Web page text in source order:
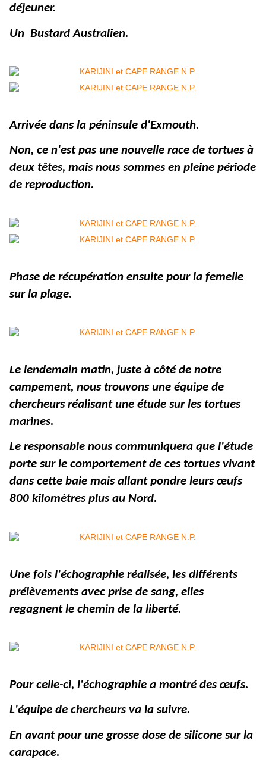
déjeuner.
Un Bustard Australien.
Arrivée dans la péninsule d'Exmouth.
Non, ce n'est pas une nouvelle race de tortues à
deux têtes, mais nous sommes en pleine période
de reproduction.
Phase de récupération ensuite pour la femelle
sur la plage.
Le lendemain matin, juste à côté de notre
campement, nous trouvons une équipe de
chercheurs réalisant une étude sur les tortues
marines.
Le responsable nous communiquera que l'étude
porte sur le comportement de ces tortues vivant
dans cette baie mais allant pondre leurs œufs
800 kilomètres plus au Nord.
Une fois l'échographie réalisée, les différents
prélèvements avec prise de sang, elles
regagnent le chemin de la liberté.
Pour celle-ci, l'échographie a montré des œufs.
L'équipe de chercheurs va la suivre.
En avant pour une grosse dose de silicone sur la
carapace.